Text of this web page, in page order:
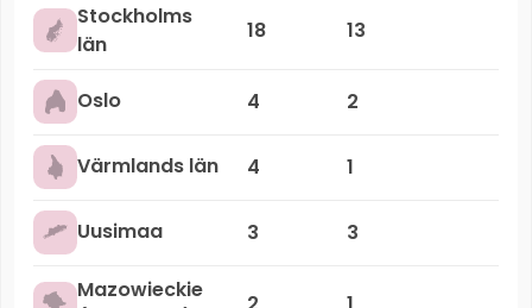
Stockholms
län
18 13
Oslo 4 2
Värmlands län 4 1
Uusimaa 3 3
Mazowieckie